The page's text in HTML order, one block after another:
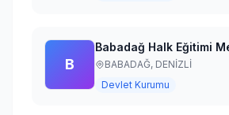
B
Babadağ Halk Eğitimi
BABADAĞ, DENİZLİ
Devlet Kurumu